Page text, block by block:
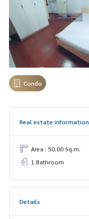
Condo
Real estate information
Area : 50.00 Sq.m.
1 Bathroom
Details